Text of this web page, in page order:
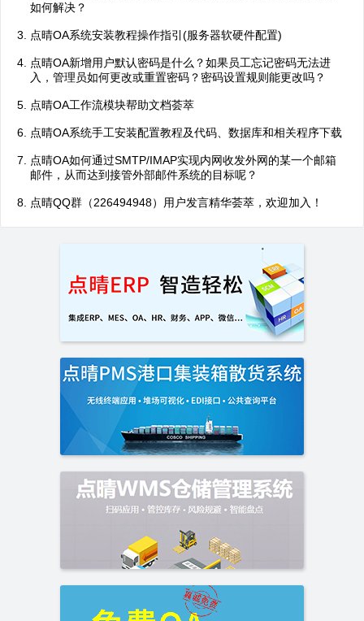
如何解决？
点晴OA系统安装教程操作指引(服务器软硬件配置)
点晴OA新增用户默认密码是什么？如果员工忘记密码无法进
入，管理员如何更改或重置密码？密码设置规则能更改吗？
点晴OA工作流模块帮助文档荟萃
点晴OA系统手工安装配置教程及代码、数据库和相关程序下载
点晴OA如何通过SMTP/IMAP实现内网收发外网的某一个邮箱
邮件，从而达到接管外部邮件系统的目标呢？
点晴QQ群（226494948）用户发言精华荟萃，欢迎加入！